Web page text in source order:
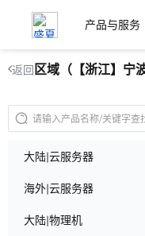
产品与服务
返回 区域（【浙江】宁
大陆|云服务器
海外|云服务器
大陆|物理机